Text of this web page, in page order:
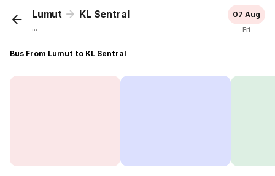
Lumut KL Sentral
...
07 Aug
Fri
Bus From Lumut to KL Sentral